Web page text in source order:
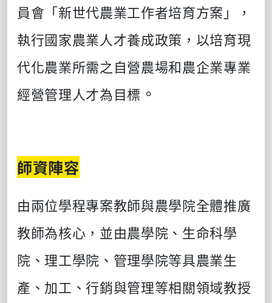
員會「新世代農業工作者培育方案」，
執行國家農業人才養成政策，以培育現
代化農業所需之自營農場和農企業專業
經營管理人才為目標 。
師資陣容
由兩位學程專案教師與農學院全體推廣
教師為核心，並由農學院、生命科學
院、理工學院、管理學院等具農業生
產、加工、行銷與管理等相關領域教授